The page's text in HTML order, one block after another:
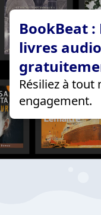
BookBeat :
livres
Résiliez à
engagement.